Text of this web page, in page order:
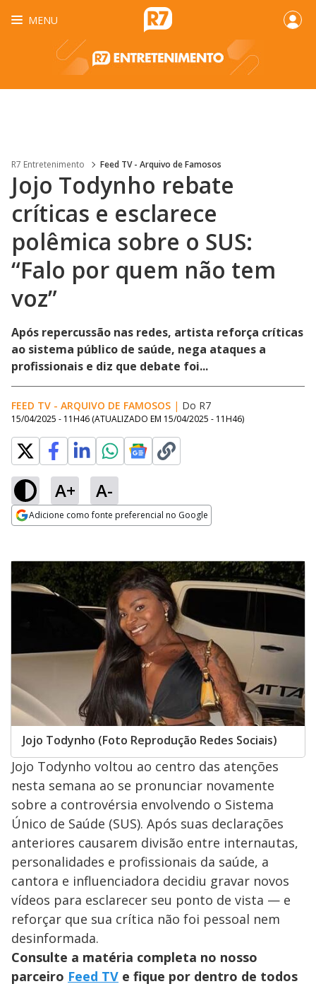
MENU
R7 Entretenimento Feed TV - Arquivo de Famosos
Jojo Todynho rebate
críticas e esclarece
polêmica sobre o SUS:
“Falo por quem não tem
voz”
Após repercussão nas redes, artista reforça críticas
ao sistema público de saúde, nega ataques a
profissionais e diz que debate foi...
FEED TV - ARQUIVO DE FAMOSOS | Do R7
15/04/2025 - 11H46 (ATUALIZADO EM 15/04/2025 - 11H46)
A+ A-
Adicione como fonte preferencial no Google
Jojo Todynho (Foto Reprodução Redes Sociais)
Jojo Todynho voltou ao centro das atenções
nesta semana ao se pronunciar novamente
sobre a controvérsia envolvendo o Sistema
Único de Saúde (SUS). Após suas declarações
anteriores causarem divisão entre internautas,
personalidades e profissionais da saúde, a
cantora e influenciadora decidiu gravar novos
vídeos para esclarecer seu ponto de vista — e
reforçar que sua crítica não foi pessoal nem
desinformada.
Consulte a matéria completa no nosso
parceiro Feed TV e fique por dentro de todos